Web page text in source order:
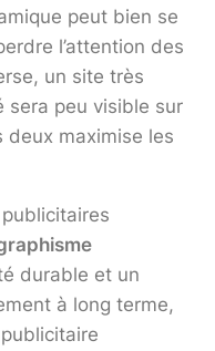
peut bien se
l’attention des
un site très
sera peu visible sur
deux maximise les
durable et un
à long terme,